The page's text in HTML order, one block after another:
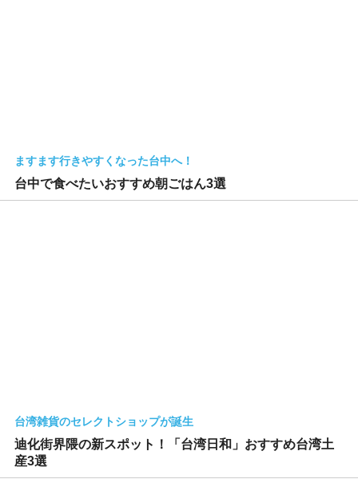
ますます行きやすくなった台中へ！
台中で食べたいおすすめ朝ごはん3選
台湾雑貨のセレクトショップが誕生
迪化街界隈の新スポット！「台湾日和」おすすめ台湾土
産3選